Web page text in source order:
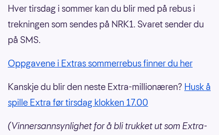
Hver tirsdag i sommer kan du blir med på rebus i
trekningen som sendes på NRK1. Svaret sender du
på SMS.
Oppgavene i Extras sommerrebus finner du her
Kanskje du blir den neste Extra-millionæren? Husk å
spille Extra før tirsdag klokken 17.00
(Vinnersannsynlighet for å bli trukket ut som Extra-